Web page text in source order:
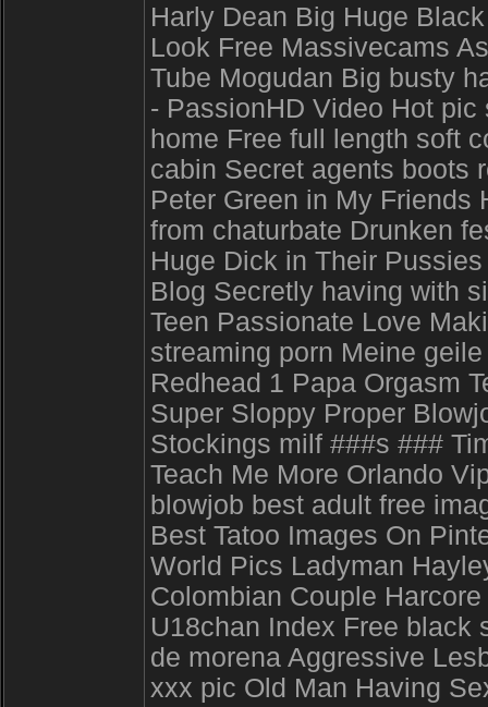
Harly Dean Big Huge
Look Free Massivecams
Tube Mogudan Big busty
- PassionHD Video Hot
home Free full length soft
cabin Secret agents boots
Peter Green in My Friends
from chaturbate Drunken
Huge Dick in Their
Blog Secretly having with
Teen Passionate Love
streaming porn Meine
Redhead 1 Papa Orgasm
Super Sloppy Proper
Stockings milf ###s ###
Teach Me More Orlando
blowjob best adult free
Best Tatoo Images On
World Pics Ladyman
Colombian Couple
U18chan Index Free black
de morena Aggressive
xxx pic Old Man Having